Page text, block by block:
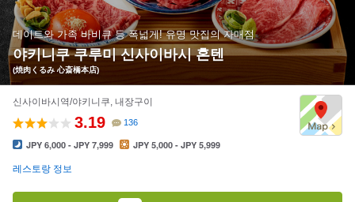
데이트와 가족 바비큐 등 폭넓게! 유명 맛집의 자매점
야키니쿠 쿠루미 신사이바시 혼텐
(焼肉くるみ 心斎橋本店)
신사이바시역/야키니쿠, 내장구이
3.19 136
JPY 6,000 - JPY 7,999 JPY 5,000 - JPY 5,999
레스토랑 정보